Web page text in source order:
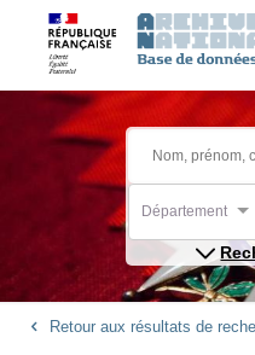
Département
Retour aux résultats de